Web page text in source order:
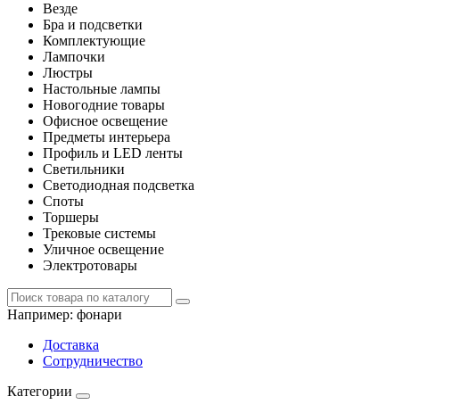
Везде
Бра и подсветки
Комплектующие
Лампочки
Люстры
Настольные лампы
Новогодние товары
Офисное освещение
Предметы интерьера
Профиль и LED ленты
Светильники
Светодиодная подсветка
Споты
Торшеры
Трековые системы
Уличное освещение
Электротовары
Например: фонари
Доставка
Сотрудничество
Категории